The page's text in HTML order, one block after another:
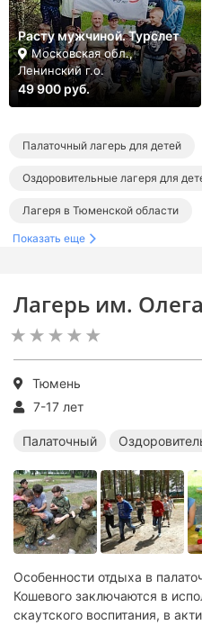
Лагерь им.
Тюмень
7-17 лет
Палаточный
Особенности отдыха в
Кошевого заключаются в
скаутского воспитания, в
Расту мужчиной. Турслет
Московская обл.,
Ленинский г.о.
49 900 руб.
Палаточный лагерь для детей
Оздоровительные лагеря для
Лагеря в Тюменской области
Показать еще